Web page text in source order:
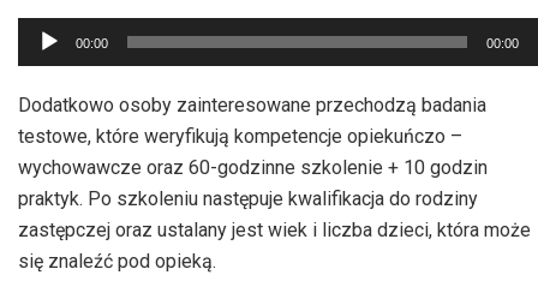
Odtwarzacz
plików
dźwiękowych
00:00 00:00
Dodatkowo osoby zainteresowane przechodzą badania
testowe, które weryfikują kompetencje opiekuńczo –
wychowawcze oraz 60-godzinne szkolenie + 10 godzin
praktyk. Po szkoleniu następuje kwalifikacja do rodziny
zastępczej oraz ustalany jest wiek i liczba dzieci, która może
się znaleźć pod opieką.